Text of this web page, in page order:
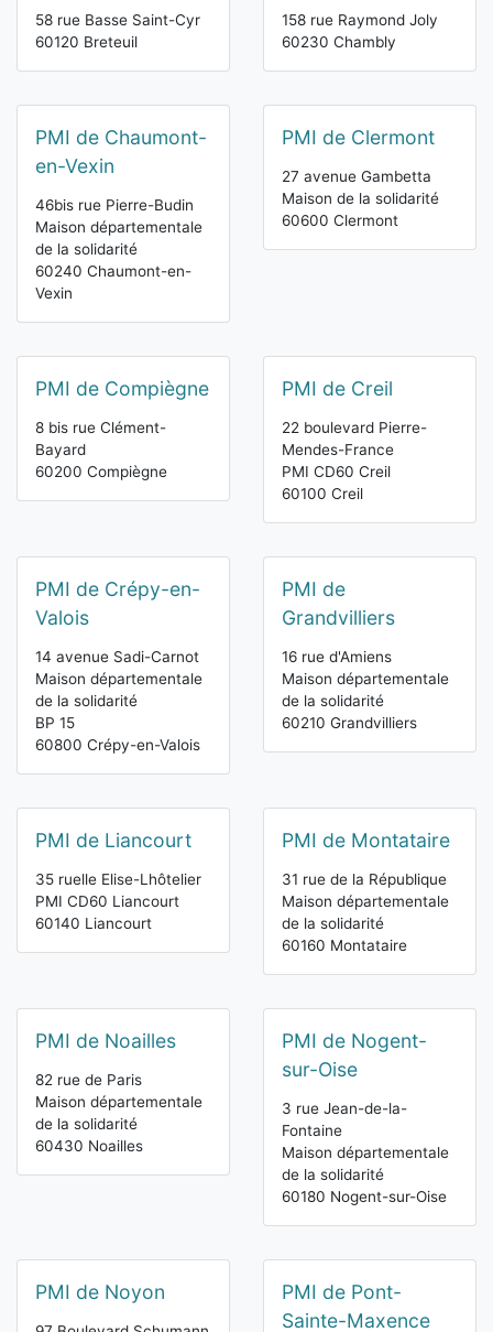
58 rue Basse Saint-Cyr
60120 Breteuil
158 rue Raymond Joly
60230 Chambly
PMI de Chaumont-
en-Vexin
46bis rue Pierre-Budin
Maison départementale
de la solidarité
60240 Chaumont-en-
Vexin
PMI de Clermont
27 avenue Gambetta
Maison de la solidarité
60600 Clermont
PMI de Compiègne
8 bis rue Clément-
Bayard
60200 Compiègne
PMI de Creil
22 boulevard Pierre-
Mendes-France
PMI CD60 Creil
60100 Creil
PMI de Crépy-en-
Valois
14 avenue Sadi-Carnot
Maison départementale
de la solidarité
BP 15
60800 Crépy-en-Valois
PMI de
Grandvilliers
16 rue d'Amiens
Maison départementale
de la solidarité
60210 Grandvilliers
PMI de Liancourt
35 ruelle Elise-Lhôtelier
PMI CD60 Liancourt
60140 Liancourt
PMI de Montataire
31 rue de la République
Maison départementale
de la solidarité
60160 Montataire
PMI de Noailles
82 rue de Paris
Maison départementale
de la solidarité
60430 Noailles
PMI de Nogent-
sur-Oise
3 rue Jean-de-la-
Fontaine
Maison départementale
de la solidarité
60180 Nogent-sur-Oise
PMI de Noyon
PMI de Pont-
Sainte-Maxence